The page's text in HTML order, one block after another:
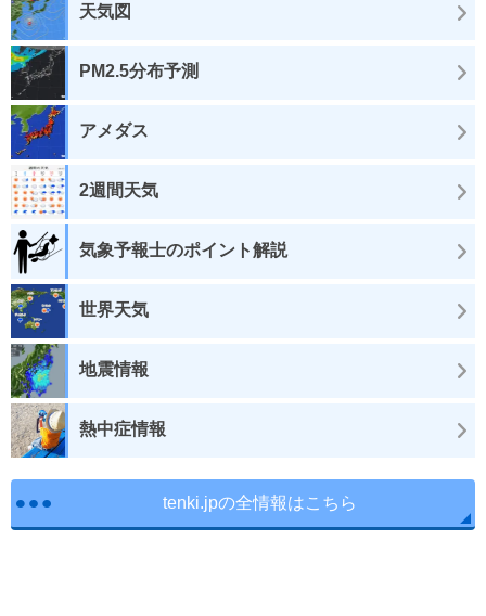
天気図
PM2.5分布予測
アメダス
2週間天気
気象予報士のポイント解説
世界天気
地震情報
熱中症情報
tenki.jpの全情報はこちら